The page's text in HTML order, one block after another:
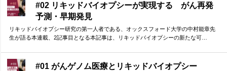
#02 リキッドバイオプシーが実現する がん再発
予測・早期発見
リキッドバイオプシー研究の第一人者である、オックスフォード大学の中村能章先
生が語る本連載、2記事目となる本記事は、リキッドバイオプシーの新たな可…
#01 がんゲノム医療とリキッドバイオプシー